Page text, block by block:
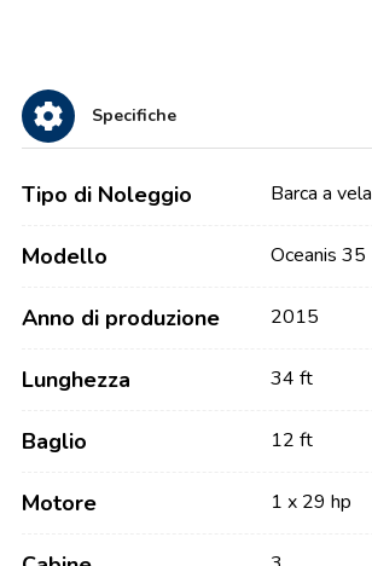
Specifiche
Tipo di Noleggio Barca a vela
Modello Oceanis 35
Anno di produzione 2015
Lunghezza 34 ft
Baglio 12 ft
Motore 1 x 29 hp